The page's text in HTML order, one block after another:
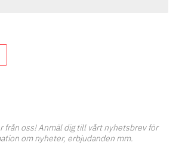
från oss! Anmäl dig till vårt nyhetsbrev för
om nyheter, erbjudanden mm.